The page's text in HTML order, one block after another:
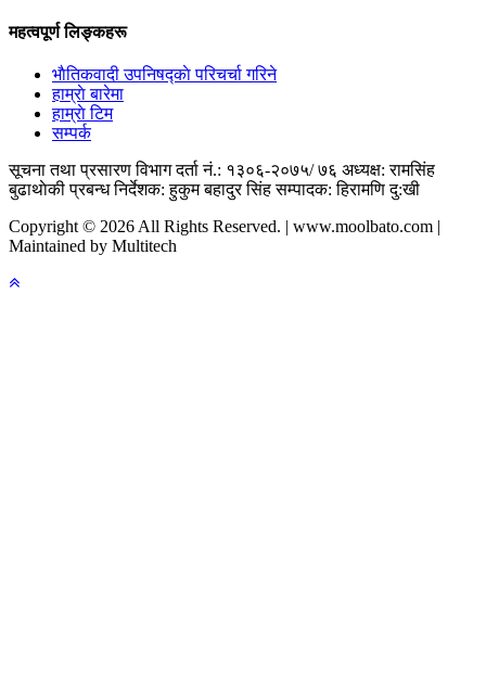
महत्वपूर्ण लिङ्कहरू
भाैतिकवादी उपनिषद्काे परिचर्चा गरिने
हाम्राे बारेमा
हाम्राे टिम
सम्पर्क
सूचना तथा प्रसारण विभाग दर्ता नं.: १३०६-२०७५/ ७६ अध्यक्ष: रामसिंह
बुढाथाेकी प्रबन्ध निर्देशक: हुकुम बहादुर सिंह सम्पादक: हिरामणि दु:खी
Copyright © 2026 All Rights Reserved. | www.moolbato.com |
Maintained by Multitech